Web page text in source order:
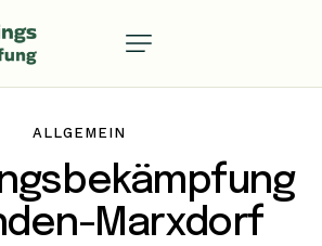
ALLGEMEIN
Marxdorf